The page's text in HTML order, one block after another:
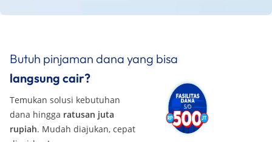
Butuh pinjaman dana yang bisa
langsung cair?
Temukan solusi kebutuhan
dana hingga ratusan juta
rupiah. Mudah diajukan, cepat